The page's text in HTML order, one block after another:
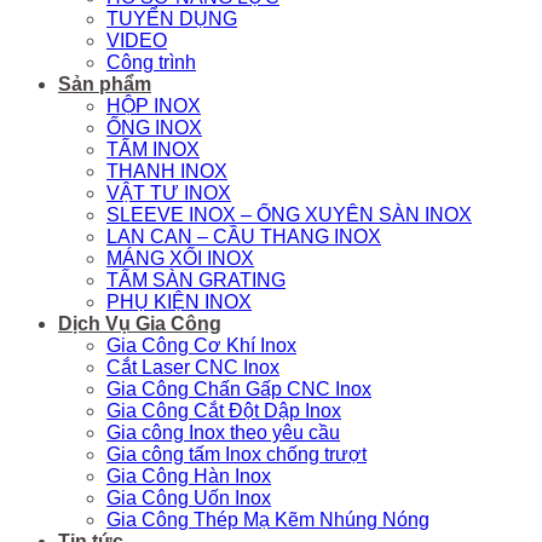
TUYỂN DỤNG
VIDEO
Công trình
Sản phẩm
HỘP INOX
ỐNG INOX
TẤM INOX
THANH INOX
VẬT TƯ INOX
SLEEVE INOX – ỐNG XUYÊN SÀN INOX
LAN CAN – CẦU THANG INOX
MÁNG XỐI INOX
TẤM SÀN GRATING
PHỤ KIỆN INOX
Dịch Vụ Gia Công
Gia Công Cơ Khí Inox
Cắt Laser CNC Inox
Gia Công Chấn Gấp CNC Inox
Gia Công Cắt Đột Dập Inox
Gia công Inox theo yêu cầu
Gia công tấm Inox chống trượt
Gia Công Hàn Inox
Gia Công Uốn Inox
Gia Công Thép Mạ Kẽm Nhúng Nóng